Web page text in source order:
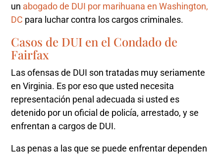
un abogado de DUI por marihuana en Washington,
DC para luchar contra los cargos criminales.
Casos de DUI en el Condado de
Fairfax
Las ofensas de DUI son tratadas muy seriamente
en Virginia. Es por eso que usted necesita
representación penal adecuada si usted es
detenido por un oficial de policía, arrestado, y se
enfrentan a cargos de DUI.
Las penas a las que se puede enfrentar dependen